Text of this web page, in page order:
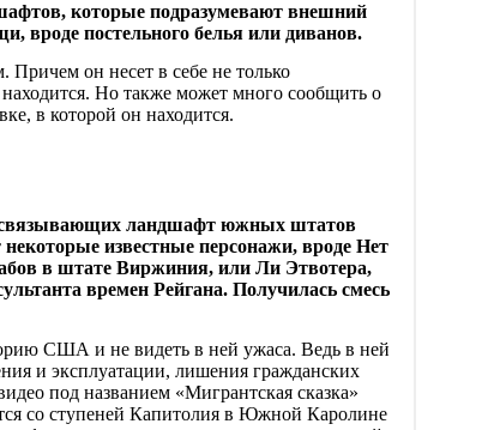
которые подразумевают внешний
вроде постельного белья или диванов.
Причем он несет в себе не только
Но также может много сообщить о
в которой он находится.
связывающих ландшафт южных штатов
известные персонажи, вроде Нет
в штате Виржиния, или Ли Этвотера,
времен Рейгана. Получилась смесь
США и не видеть в ней ужаса. Ведь в ней
и эксплуатации, лишения гражданских
под названием «Мигрантская сказка»
со ступеней Капитолия в Южной Каролине